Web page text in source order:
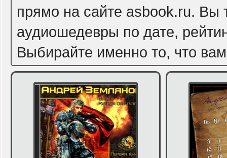
прямо на сайте asbook.ru. Вы
аудиошедевры по дате,
Выбирайте именно то, что